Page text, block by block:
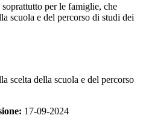
per le famiglie, che
scuola e del percorso di studi dei
scelta della scuola e del percorso
17-09-2024